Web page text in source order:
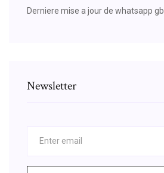
Derniere mise a jour de whatsapp gb
Newsletter